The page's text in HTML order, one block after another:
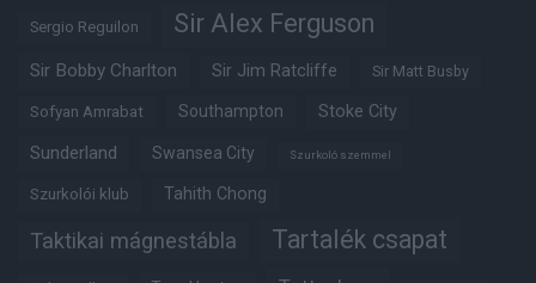
Sergio Reguilon Sir Alex Ferguson
Sir Bobby Charlton Sir Jim Ratcliffe Sir Matt Busby
Sofyan Amrabat Southampton Stoke City
Sunderland Swansea City Szurkoló szemmel
Szurkolói klub Tahith Chong
Taktikai mágnestábla Tartalék csapat